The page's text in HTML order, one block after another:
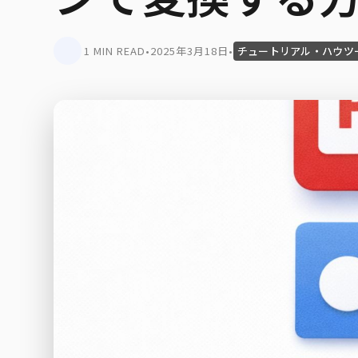
1 MIN READ•2025年3月18日• チュートリアル・ハウツ